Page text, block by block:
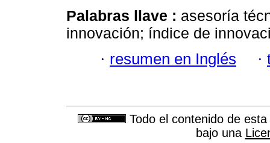
Palabras llave : asesoría
innovación; índice de
· resumen en Inglés ·
Todo el contenido de
bajo una